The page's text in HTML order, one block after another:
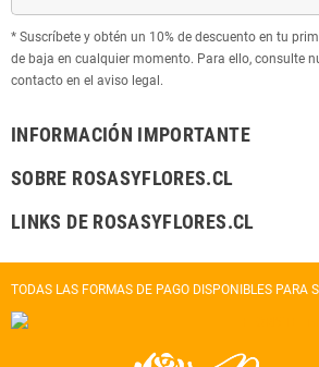
* Suscríbete y obtén un 10% de descuento en tu
de baja en cualquier momento. Para ello, consulte
contacto en el aviso legal.
INFORMACIÓN IMPORTANTE
SOBRE ROSASYFLORES.CL
LINKS DE ROSASYFLORES.CL
TODAS LAS FORMAS DE PAGO DISPONIBLES PARA